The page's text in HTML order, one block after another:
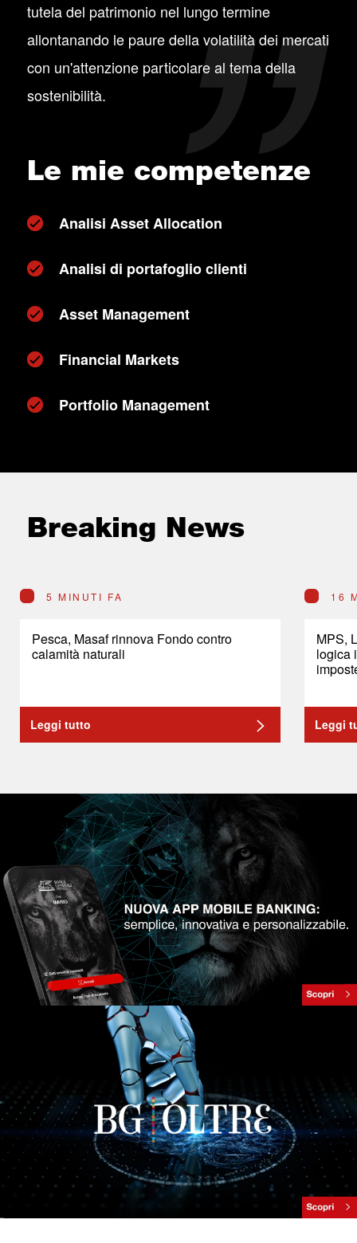
tutela del patrimonio nel lungo termine
allontanando le paure della volatilità dei mercati
con un'attenzione particolare al tema della
sostenibilità.
Le mie competenze
Analisi Asset Allocation
Analisi di portafoglio clienti
Asset Management
Financial Markets
Portfolio Management
Breaking News
5 MINUTI FA
Pesca, Masaf rinnova Fondo contro
calamità naturali
Leggi tutto
16
MPS,
logica
Leggi